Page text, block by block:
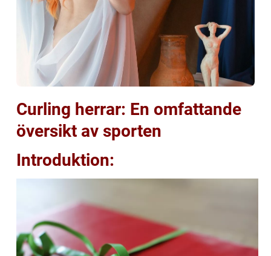
Curling herrar: En omfattande
översikt av sporten
Introduktion: